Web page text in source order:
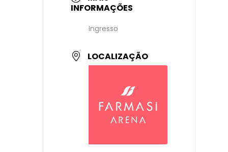
INFORMAÇÕES
Ingresso
LOCALIZAÇÃO